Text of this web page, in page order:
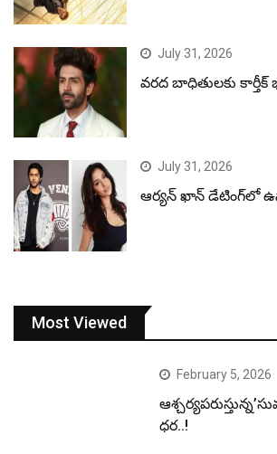
July 31, 2026
వరద బాధితులకు
July 31, 2026
ఆర్యన్ ఖాన్ డేటింగ్‌లో
Most Viewed
February 5, 2026
ధర..!